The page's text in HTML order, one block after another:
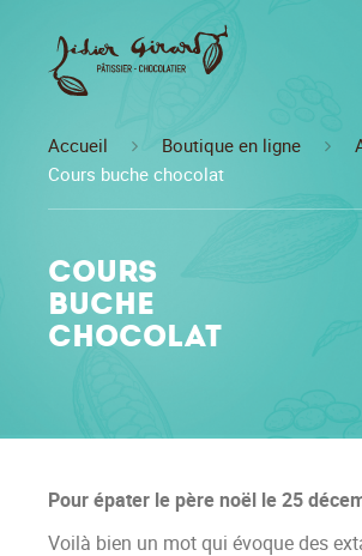
Accueil Boutique en ligne
Cours buche chocolat
Cours
buche
chocolat
Pour épater le père noël le 25
Voilà bien un mot qui évoque des